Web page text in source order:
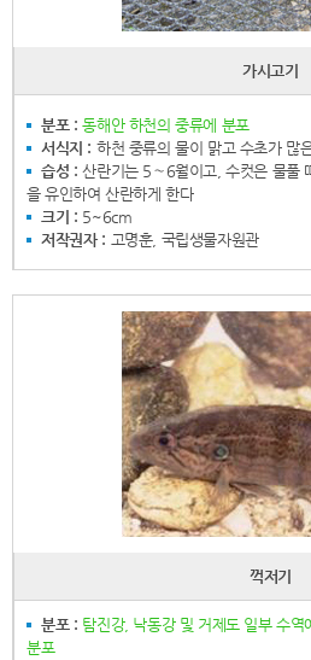
가시고기
분포 : 동해안 하천의 중류에 분포
서식지 : 하천 중류의 물이 맑고 수초가 많
습성 : 산란기는 5∼6월이고, 수컷은 물풀
을 유인하여 산란하게 한다
크기 : 5~6cm
저작권자 : 고명훈, 국립생물자원관
꺽저기
분포 : 탐진강, 낙동강 및 거제도 일부 수
분포